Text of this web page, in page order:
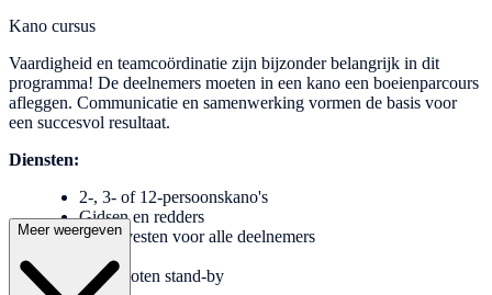
Kano cursus
Vaardigheid en teamcoördinatie zijn bijzonder belangrijk in dit
programma! De deelnemers moeten in een kano een boeienparcours
afleggen. Communicatie en samenwerking vormen de basis voor
een succesvol resultaat.
Diensten:
2-, 3- of 12-persoonskano's
Gidsen en redders
Zwemvesten voor alle deelnemers
Boeien
Motorboten stand-by
Meer weergeven